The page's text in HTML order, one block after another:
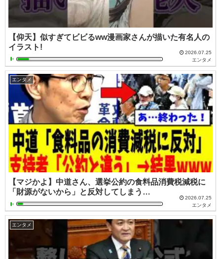
【仰天】似すぎてビビるww漫画家さんが描いた有名人の
イラスト!
2026.07.25
エンタメ
エンタメ
【マジかよ】中道さん、選挙公約の食料品消費税減税に
「財源がないから」と反対してしまう…
2026.07.25
エンタメ
エンタメ